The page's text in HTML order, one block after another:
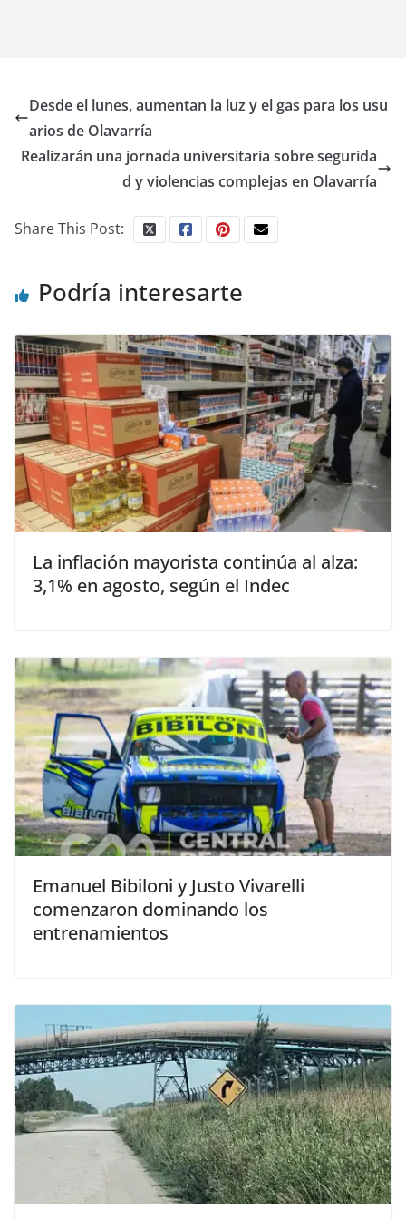
Desde el lunes, aumentan la luz y el gas para los usu
arios de Olavarría
Realizarán una jornada universitaria sobre segurida
d y violencias complejas en Olavarría
Share This Post:
Podría interesarte
La inflación mayorista continúa al alza:
3,1% en agosto, según el Indec
Emanuel Bibiloni y Justo Vivarelli
comenzaron dominando los
entrenamientos